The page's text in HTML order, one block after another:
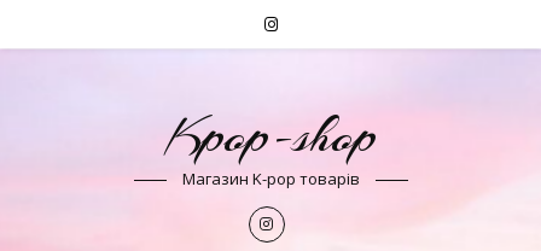
Kpop-shop
Магазин K-pop товарів